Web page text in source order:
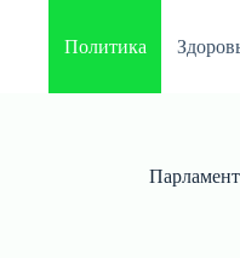
Политика
Парламент